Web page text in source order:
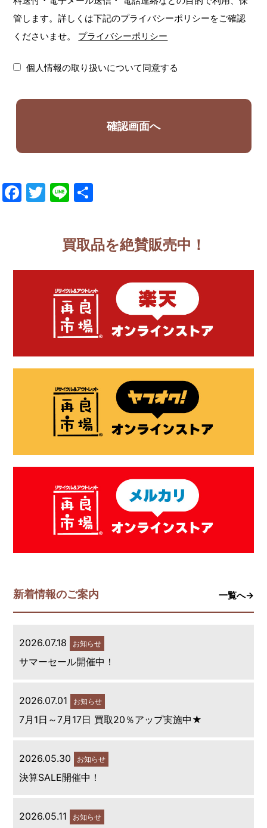
管します。詳しくは下記のプライバシーポリシーをご確認
くださいませ。
プライバシーポリシー
個人情報の取り扱いについて同意する
Facebook
Twitter
Line
買取品を絶賛販売中！
新着情報のご案内 一覧へ→
2026.07.18 お知らせ
サマーセール開催中！
2026.07.01 お知らせ
7月1日～7月17日 買取20％アップ実施中★
2026.05.30 お知らせ
決算SALE開催中！
2026.05.11 お知らせ